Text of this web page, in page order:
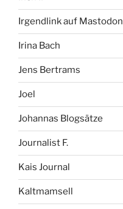
Irgendlink auf Mastodon
Irina Bach
Jens Bertrams
Joel
Johannas Blogsätze
Journalist F.
Kais Journal
Kaltmamsell